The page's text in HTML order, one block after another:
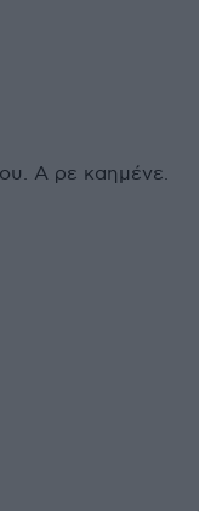
Α ρε καημένε.